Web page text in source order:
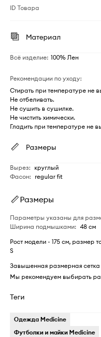
ID Товара
Материал
Всё изделие: 100% Лен
Рекомендации по уходу:
Стирать при температуре не
Не отбеливать.
Не сушить в сушилке.
Не чистить химически.
Гладить при температуре не
Размеры
Вырез: круглый
Фасон: regular fit
Размеры
Параметры указаны для
Ширина подмышками: 48 см
Рост модели - 175 см, размер
S
Завышенная размерная сетка
Мы рекомендуем выбирать
Теги
Одежда Medicine
Футболки и майки Medicine